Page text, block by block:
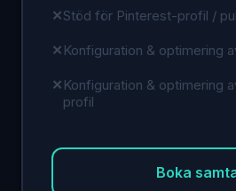
Stöd för Pinterest-profil /
Konfiguration & optimering
Konfiguration & optimering
profil
Boka